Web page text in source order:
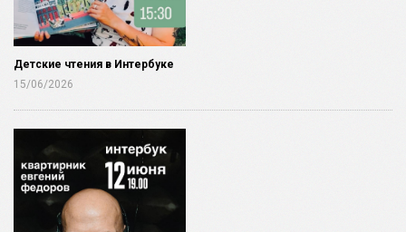
Детские чтения в Интербуке
15/06/2026